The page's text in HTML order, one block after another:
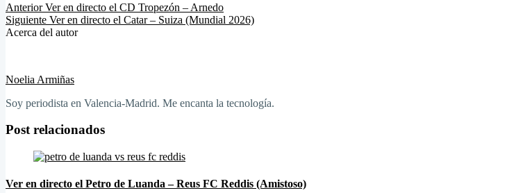
Anterior Ver en directo el CD Tropezón – Arnedo
Siguiente Ver en directo el Catar – Suiza (Mundial 2026)
Acerca del autor
Noelia Armiñas
Soy periodista en Valencia-Madrid. Me encanta la tecnología.
Post relacionados
Ver en directo el Petro de Luanda – Reus FC Reddis (Amistoso)